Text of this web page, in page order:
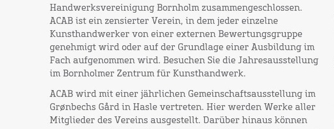
Handwerksvereinigung Bornholm zusammengeschlossen.
ACAB ist ein zensierter Verein, in dem jeder einzelne
Kunsthandwerker von einer externen Bewertungsgruppe
genehmigt wird oder auf der Grundlage einer Ausbildung im
Fach aufgenommen wird. Besuchen Sie die Jahresausstellung
im Bornholmer Zentrum für Kunsthandwerk.
ACAB wird mit einer jährlichen Gemeinschaftsausstellung im
Grønbechs Gård in Hasle vertreten. Hier werden Werke aller
Mitglieder des Vereins ausgestellt. Darüber hinaus können